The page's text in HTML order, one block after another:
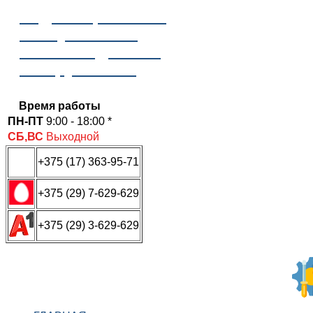
Время работы
ПН-ПТ 9:00 - 18:00 *
СБ,ВС Выходной
+375 (17) 363-95-71
+375 (29) 7-629-629
+375 (29) 3-629-629